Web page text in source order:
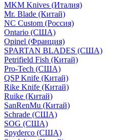
MKM Knives (Италия)
Mr. Blade (Китай)
NC Custom (Россия)
Ontario (США)
Opinel (Франция)
SPARTAN BLADES (США)
Petrifield Fish (Китай)
Pro-Tech (США)
QSP Knife (Китай)
Rike Knife (Китай)
Ruike (Китай)
SanRenMu (Китай)
Schrade (США)
SOG (США)
Spyderco (США)